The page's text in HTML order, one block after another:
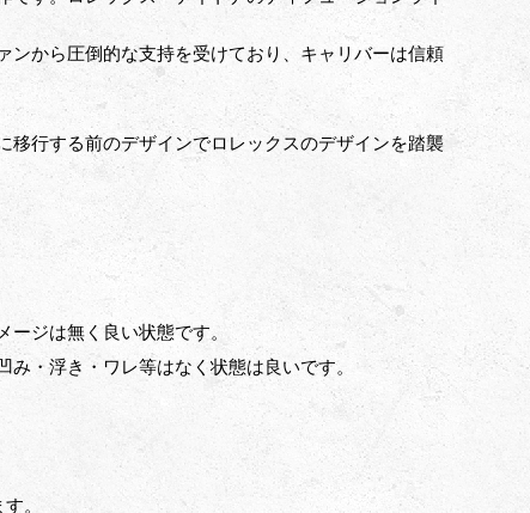
ンから圧倒的な支持を受けており、キャリバーは信頼
移行する前のデザインでロレックスのデザインを踏襲
ジは無く良い状態です。
・浮き・ワレ等はなく状態は良いです。
。